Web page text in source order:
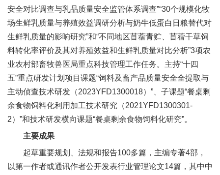
合
作
党
工
作
安全对比调查与乳品质量安全监管体系调查”“30个规模化牧
场生鲜乳质量与养殖效益调研分析与奶牛低蛋白日粮替代对
生鲜乳质量的影响研究”和“不同地区苜蓿青贮、苜蓿干草饲
料转化率评价及其对养殖效益和生鲜乳质量对比分析”3项农
业农村部畜牧兽医局重点科技管理工作任务。主持“十四
五”重点研发计划项目课题“饲料及畜产品质量安全全提取与
主动侦查技术研发（2023YFD1300018）”、子课题“餐桌剩
余食物饲料化利用加工技术研究（2021YFD1300301-
2）”和技术研发横向课题“餐桌剩余食物饲料化研究”。
主要成果
起草重要规划、法规和报告100多篇，主编专著4部，
以第一作者或通讯作者公开发表行业管理论文14篇，其中中